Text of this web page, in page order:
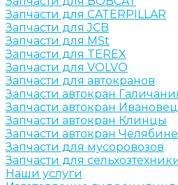
Запчасти для CATERPILLAR
Запчасти для JCB
Запчасти для MSt
Запчасти для TEREX
Запчасти для VOLVO
Запчасти для автокранов
Запчасти автокран
Запчасти автокран Ивановец
Запчасти автокран Клинцы
Запчасти автокран
Запчасти для мусоровозов
Запчасти для
Наши услуги